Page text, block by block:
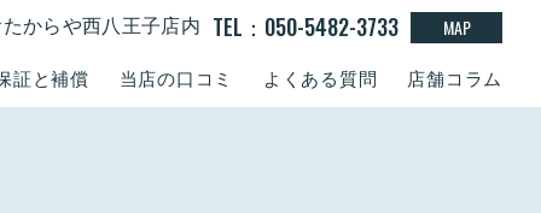
証と補償 当店の口コミ よくある質問 店舗コラム
からや西八王子店内 TEL：050-5482-3733 MAP